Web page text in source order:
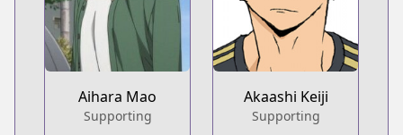
Aihara Mao
Supporting
Akaashi Keiji
Supporting